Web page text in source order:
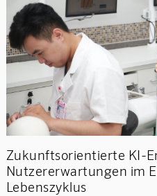
Zukunftsorientierte KI-
Nutzererwartungen im
Lebenszyklus